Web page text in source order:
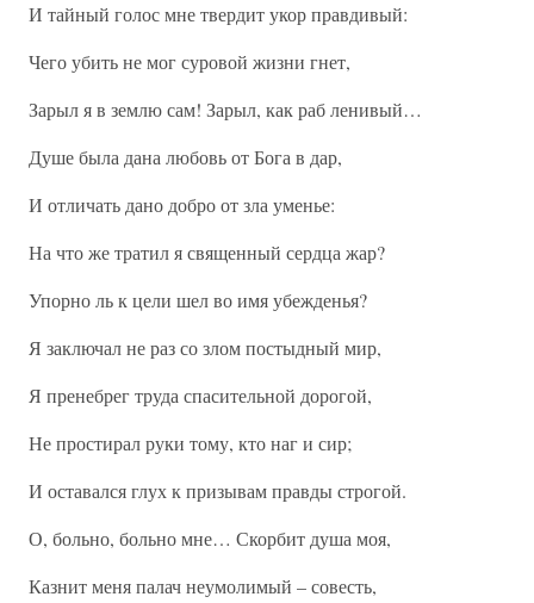
И тайный голос мне твердит укор правдивый:
Чего убить не мог суровой жизни гнет,
Зарыл я в землю сам! Зарыл, как раб ленивый…
Душе была дана любовь от Бога в дар,
И отличать дано добро от зла уменье:
На что же тратил я священный сердца жар?
Упорно ль к цели шел во имя убежденья?
Я заключал не раз со злом постыдный мир,
Я пренебрег труда спасительной дорогой,
Не простирал руки тому, кто наг и сир;
И оставался глух к призывам правды строгой.
О, больно, больно мне… Скорбит душа моя,
Казнит меня палач неумолимый – совесть,